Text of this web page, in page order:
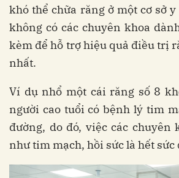
khó thể chữa răng ở một cơ sở
không có các chuyên khoa
kèm để hỗ trợ hiệu quả điều trị
nhất.
Ví dụ nhổ một cái răng số 8
người cao tuổi có bệnh lý tim
đường, do đó, việc các chuyên
như tim mạch, hồi sức là hết